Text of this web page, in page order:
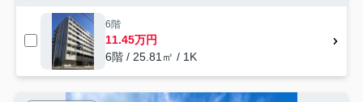
6階
11.45万円
6階 / 25.81㎡ / 1K